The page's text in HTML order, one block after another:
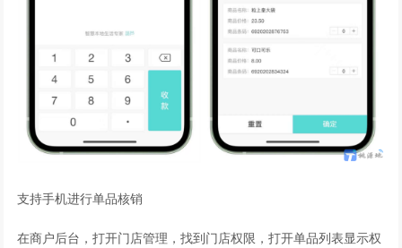
支持手机进行单品核销
在商户后台，打开门店管理，找到门店权限，打开单品列表显示权